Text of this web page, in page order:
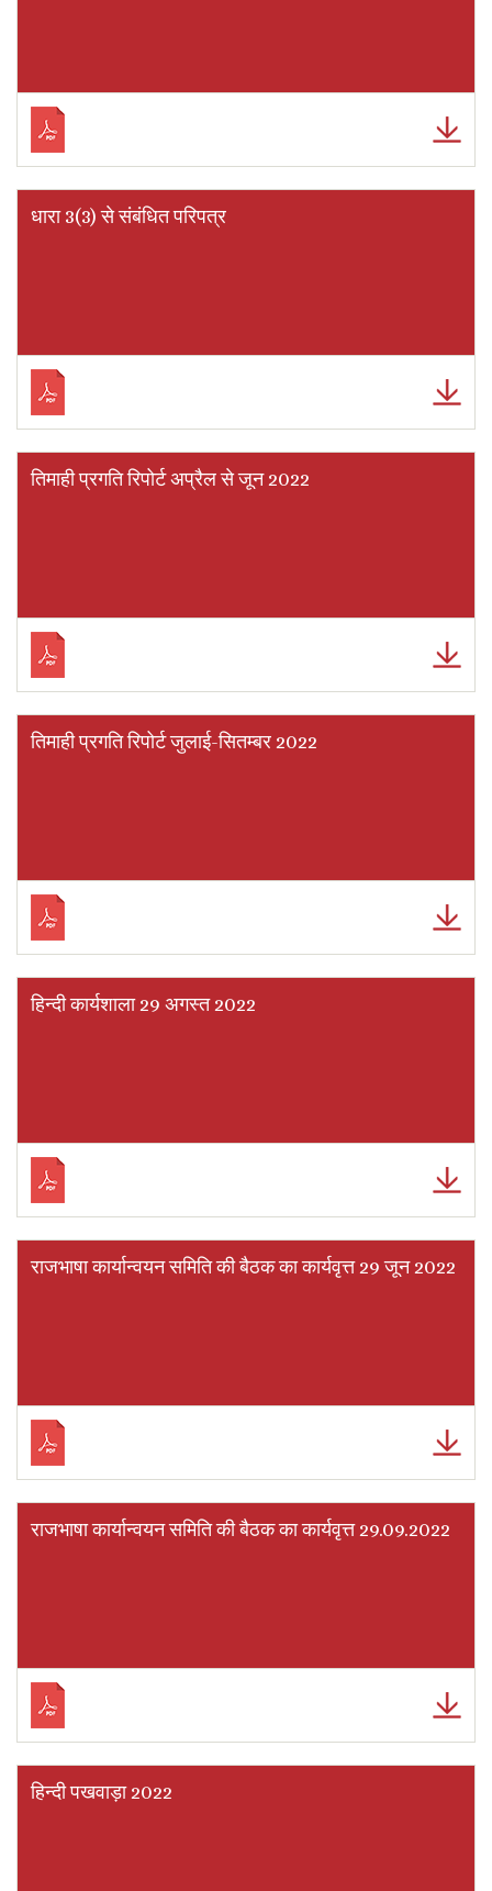
धारा 3(3) से संबंधित परिपत्र
तिमाही प्रगति रिपोर्ट अप्रैल से जून 2022
तिमाही प्रगति रिपोर्ट जुलाई-सितम्बर 2022
हिन्दी कार्यशाला 29 अगस्त 2022
राजभाषा कार्यान्वयन समिति की बैठक का कार्यवृत्त 29 जून 2022
राजभाषा कार्यान्वयन समिति की बैठक का कार्यवृत्त 29.09.2022
हिन्दी पखवाड़ा 2022